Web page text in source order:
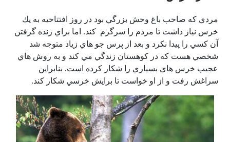
مردي كه صاحب باغ وحش بزرگي بود در روز افتتاحيه به يك
خرس نياز داشت تا مردم را سرگرم كند. اما براي زنده گرفتن
آن كسي را پيدا نكرد و بعد از پرس جو هاي زياد متوجه شد
شخصي هست كه در كوهستان زندگي مي كند و به روش هاي
عجيب خرس هاي بسياري را شكار كرده است. بنابراين
سراغش رفت و از او خواست تا برايش خرسي شكار كند.